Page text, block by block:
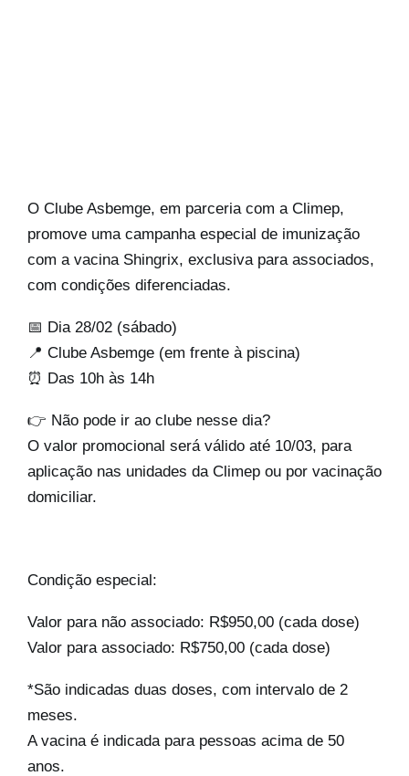
O Clube Asbemge, em parceria com a Climep,
promove uma campanha especial de imunização
com a vacina Shingrix, exclusiva para associados,
com condições diferenciadas.
📅 Dia 28/02 (sábado)
📍 Clube Asbemge (em frente à piscina)
⏰ Das 10h às 14h
👉 Não pode ir ao clube nesse dia?
O valor promocional será válido até 10/03, para
aplicação nas unidades da Climep ou por vacinação
domiciliar.
Condição especial:
Valor para não associado: R$950,00 (cada dose)
Valor para associado: R$750,00 (cada dose)
*São indicadas duas doses, com intervalo de 2
meses.
A vacina é indicada para pessoas acima de 50
anos.